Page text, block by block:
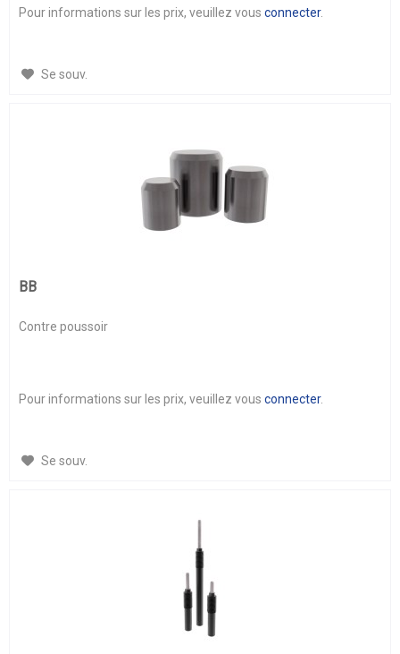
Pour informations sur les prix, veuillez vousconnecter.
Se souv.
BB
Contre poussoir
Pour informations sur les prix, veuillez vousconnecter.
Se souv.